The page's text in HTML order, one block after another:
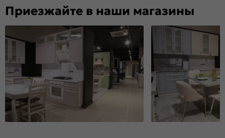
Приезжайте в наши магазины